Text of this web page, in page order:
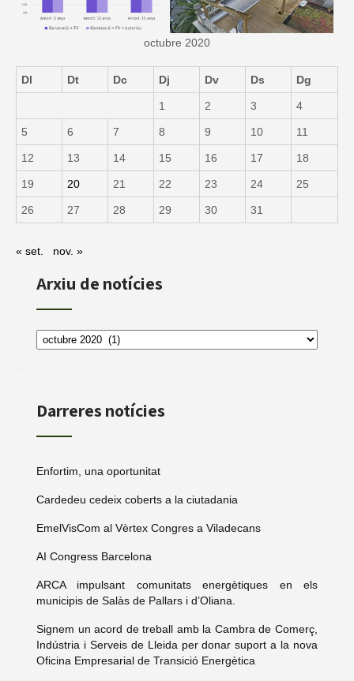
octubre 2020
Dl Dt Dc Dj Dv Ds Dg
1 2 3 4
5 6 7 8 9 10 11
12 13 14 15 16 17 18
19 20 21 22 23 24 25
26 27 28 29 30 31
« set. nov. »
Arxiu de notícies
Arxiu
de
Darreres notícies
Enfortim, una oportunitat
Cardedeu cedeix coberts a la ciutadania
EmelVisCom al Vèrtex Congres a Viladecans
AI Congress Barcelona
ARCA impulsant comunitats energètiques en els
municipis de Salàs de Pallars i d’Oliana.
Signem un acord de treball amb la Cambra de Comerç,
Indústria i Serveis de Lleida per donar suport a la nova
Oficina Empresarial de Transició Energètica